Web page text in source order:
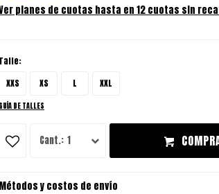
planes de cuotas hasta en 12 cuotas sin
Talle:
XXS
XS L XXL
GUÍA DE TALLES
1
Métodos y costos de envío